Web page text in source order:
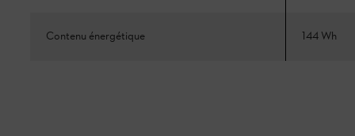
Contenu énergétique 144 Wh